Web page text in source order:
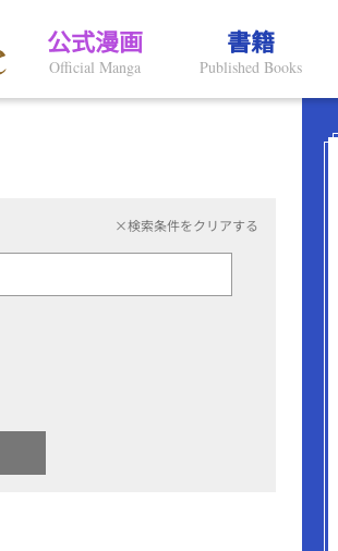
公式漫画
Official Manga
書籍
Published Books
×検索条件をクリアする